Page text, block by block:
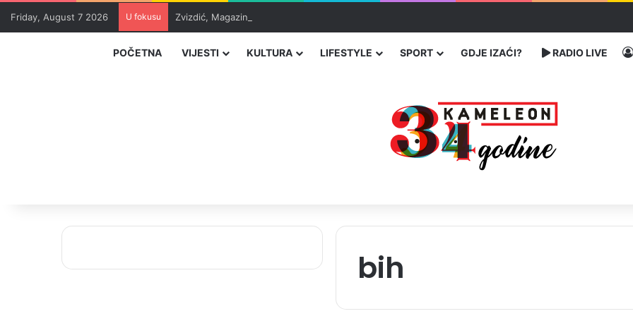
Friday, August 7 2026 U fokusu Zvizdić, Magazinović i Kojović traže poseban status za Memorijalni centar Srebrenica
POČETNA VIJESTI KULTURA LIFESTYLE SPORT GDJE IZAĆI? RADIO LIVE
bih